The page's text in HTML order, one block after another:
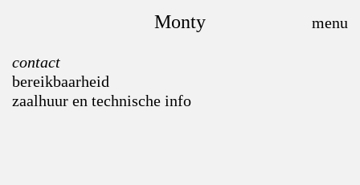
Monty
contact
bereikbaarheid
zaalhuur en technische info